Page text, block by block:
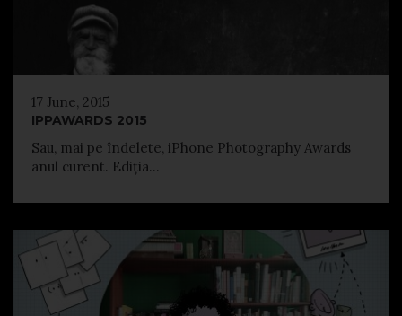
17 June, 2015
IPPAWARDS 2015
Sau, mai pe îndelete, iPhone Photography Awards
anul curent. Ediția...